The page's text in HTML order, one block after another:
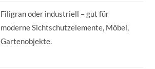
Filigran oder industriell – gut für
moderne Sichtschutzelemente, Möbel,
Gartenobjekte.